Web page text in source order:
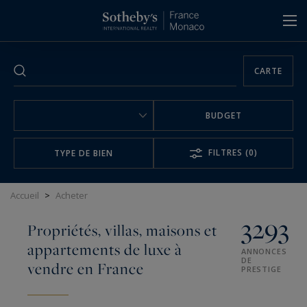
CARTE
TYPE DE BIEN
BUDGET
FILTRES (0)
Accueil > Acheter
Propriétés, villas, maisons et
appartements de luxe à
vendre en France
3293
ANNONCES
DE
PRESTIGE